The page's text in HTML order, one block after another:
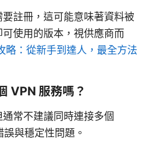
註冊，這可能意味著資料被
使用的版本，視供應商而
略：從新手到達人，最全方法
VPN 服務嗎？
常不建議同時連接多個
與穩定性問題。